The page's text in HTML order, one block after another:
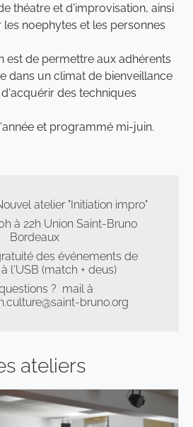
théatre et d'improvisation, ainsi
noephytes et les personnes
est de permettre aux adhérents
dans un climat de bienveillance
des techniques
et programmé mi-juin.
atelier "Initiation impro"
à 22h Union Saint-Bruno
Bordeaux
des événements de
l'USB (match + deus)
? mail à
bruno.org
ateliers